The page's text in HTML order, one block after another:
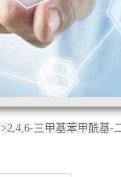
>2,4,6-三甲基苯甲酰基-